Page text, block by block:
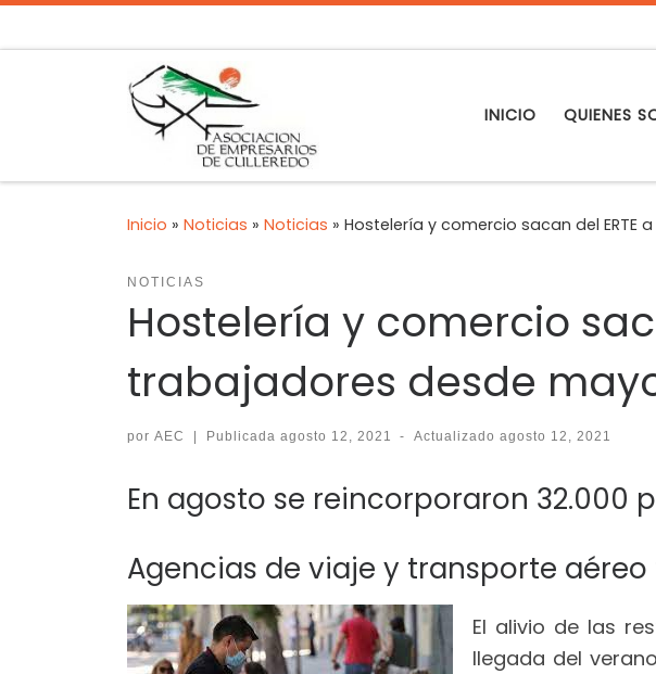
INICIO QUIENES
Inicio » Noticias » Noticias » Hostelería y comercio sacan del ERTE
NOTICIAS
Hostelería y comercio
trabajadores desde
por AEC | Publicada agosto 12, 2021 - Actualizadoagosto 12, 2021
En agosto se reincorporaron 32.000
Agencias de viaje y transporte
El alivio de las
llegada del